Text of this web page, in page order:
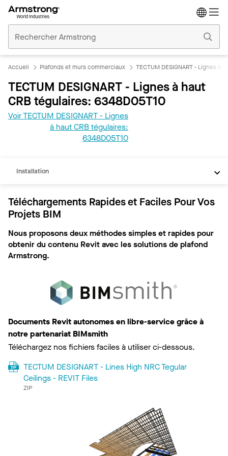
Plafonds
Commerciaux
Accueil Plafonds et murs commerciaux TECTUM DESIGNART - Lignes à
TECTUM DESIGNART - Lignes à haut
CRB tégulaires: 6348D05T10
Voir TECTUM DESIGNART - Lignes
à haut CRB tégulaires:
6348D05T10
Installation
Téléchargements Rapides et Faciles Pour Vos
Projets BIM
Nous proposons deux méthodes simples et rapides pour
obtenir du contenu Revit avec les solutions de plafond
Armstrong.
Documents Revit autonomes en libre-service grâce à
notre partenariat BIMsmith
Téléchargez nos fichiers faciles à utiliser ci-dessous.
TECTUM DESIGNART - Lines High NRC Tegular
Ceilings - REVIT Files
ZIP